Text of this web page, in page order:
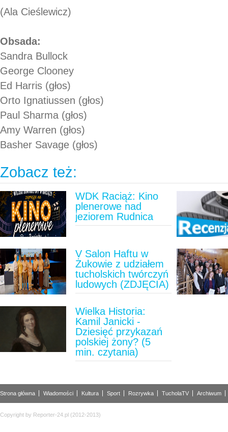
(Ala Cieślewicz)
Obsada:
Sandra Bullock
George Clooney
Ed Harris (głos)
Orto Ignatiussen (głos)
Paul Sharma (głos)
Amy Warren (głos)
Basher Savage (głos)
Zobacz też:
WDK Raciąż: Kino
plenerowe nad
jeziorem Rudnica
V Salon Haftu w
Żukowie z udziałem
tucholskich twórczyń
ludowych (ZDJĘCIA)
Wielka Historia:
Kamil Janicki -
Dziesięć przykazań
polskiej żony? (5
min. czytania)
Strona główna Wiadomości Kultura Sport Rozrywka TucholaTV Archiwum
Copyright by Reporter-24.pl (2012-2013)